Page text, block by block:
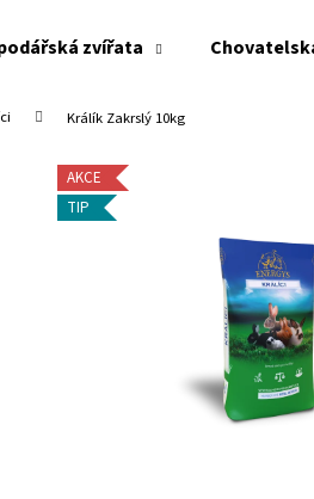
zvířata
Králík Zakrslý 10kg
AKCE
TIP
Co potřebujete
Doporučujeme